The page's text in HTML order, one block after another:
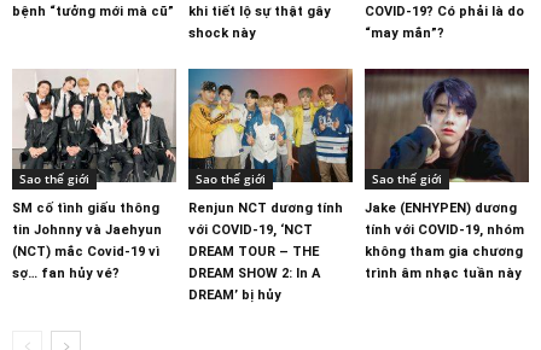
bệnh “tưởng mới mà cũ”
khi tiết lộ sự thật gây
shock này
COVID-19? Có phải là do
“may mắn”?
Sao thế giới
SM cố tình giấu thông
tin Johnny và Jaehyun
(NCT) mắc Covid-19 vì
sợ… fan hủy vé?
Sao thế giới
Renjun NCT dương tính
với COVID-19, ‘NCT
DREAM TOUR – THE
DREAM SHOW 2: In A
DREAM’ bị hủy
Sao thế giới
Jake (ENHYPEN) dương
tính với COVID-19, nhóm
không tham gia chương
trình âm nhạc tuần này